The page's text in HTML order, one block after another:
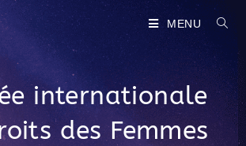
MENU
internationale
des Femmes